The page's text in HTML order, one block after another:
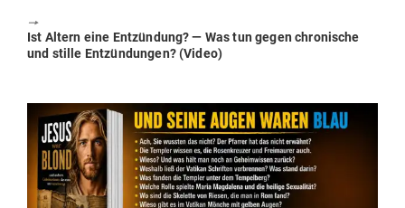
🠖
Next
post:
Ist Altern eine Ent­zündung? — Was tun gegen chro­nische
und stille Ent­zün­dungen? (Video)